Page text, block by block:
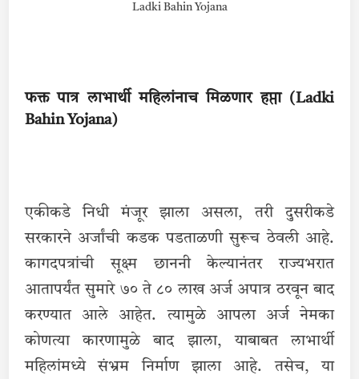
Ladki Bahin Yojana
फक्त पात्र लाभार्थी महिलांनाच मिळणार हप्ता (Ladki
Bahin Yojana)
एकीकडे निधी मंजूर झाला असला, तरी दुसरीकडे
सरकारने अर्जांची कडक पडताळणी सुरूच ठेवली आहे.
कागदपत्रांची सूक्ष्म छाननी केल्यानंतर राज्यभरात
आतापर्यंत सुमारे ७० ते ८० लाख अर्ज अपात्र ठरवून बाद
करण्यात आले आहेत. त्यामुळे आपला अर्ज नेमका
कोणत्या कारणामुळे बाद झाला, याबाबत लाभार्थी
महिलांमध्ये संभ्रम निर्माण झाला आहे. तसेच, या